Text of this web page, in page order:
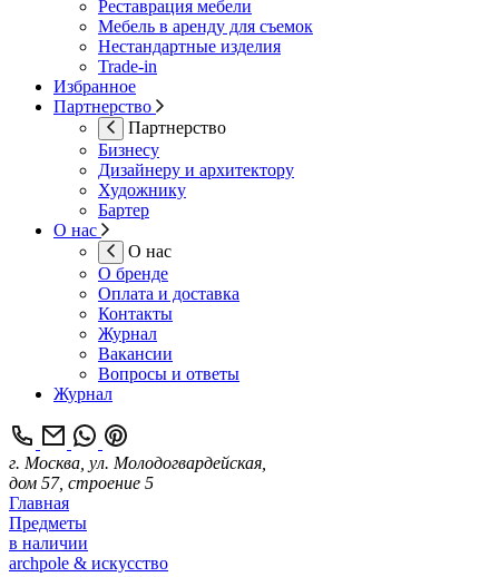
Реставрация мебели
Мебель в аренду для съемок
Нестандартные изделия
Trade-in
Избранное
Партнерство
Партнерство
Бизнесу
Дизайнеру и архитектору
Художнику
Бартер
О нас
О нас
О бренде
Оплата и доставка
Контакты
Журнал
Вакансии
Вопросы и ответы
Журнал
г. Москва, ул. Молодогвардейская,
дом 57, строение 5
Главная
Предметы
в наличии
archpole & искусство